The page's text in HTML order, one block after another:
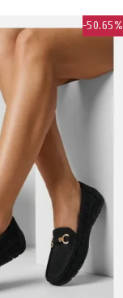
-50.65%